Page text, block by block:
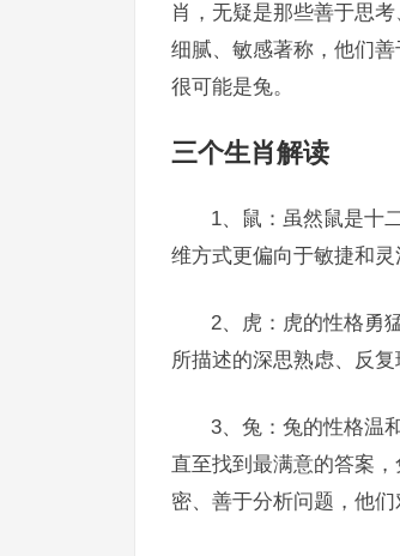
肖，无疑是那些善于思
细腻、敏感著称，他们善
很可能是兔。
三个生肖解读
1、鼠：虽然鼠是十
维方式更偏向于敏捷和灵
2、虎：虎的性格勇
所描述的深思熟虑、反复
3、兔：兔的性格温
直至找到最满意的答案
密、善于分析问题，他